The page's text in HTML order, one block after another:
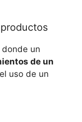
un
de un
uso de un